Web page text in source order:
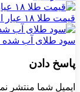
قیمت طلا ۱۸ عیار امروز ۵ آذر اعلام شد + جدول
سود طلای آب شده
پاسخ دادن
ایمیل شما منتشر